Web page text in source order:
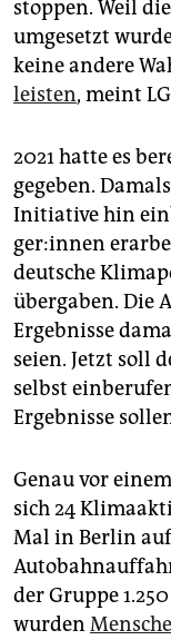
stoppen. Weil
umgesetzt
keine andere
leisten, meint
2021 hatte es
gegeben.
Initiative hin
ge­r:in­nen
deutsche
übergaben. Die
Ergebnisse
seien. Jetzt soll
selbst
Ergebnisse
Genau vor
sich 24
Mal in Berlin
der Gruppe
wurden